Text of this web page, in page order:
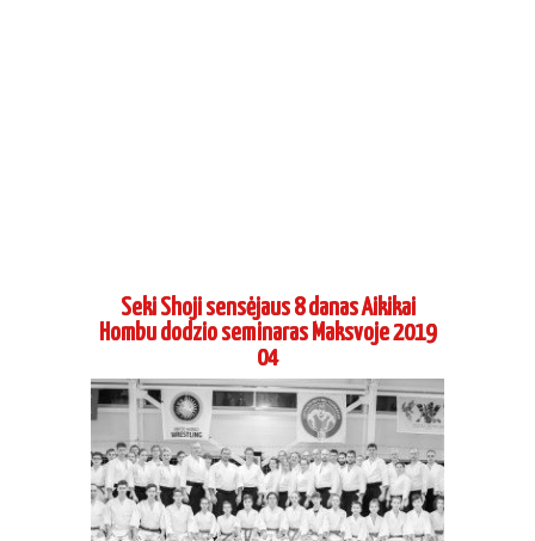
Seki Shoji sensėjaus 8 danas Aikikai
Hombu dodzio seminaras Maksvoje 2019
04